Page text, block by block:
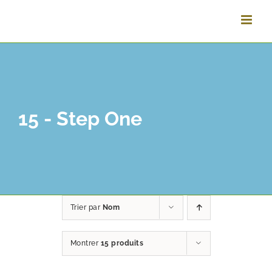
contenu
15 - Step One
Trier par Nom
Montrer 15 produits